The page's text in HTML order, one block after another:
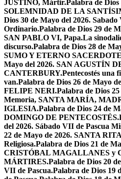
JUSTINO, Mártir.Palabra de Dios
SOLEMNIDAD DE LA
Dios 30 de Mayo del 2026.
Ordinario.Palabra de Dios 29 de
SAN PABLO VI, Papa.La
discurso.Palabra de Dios 28 de
SUMO Y ETERNO
Mayo del 2026. SAN AGUSTÍN
CANTERBURY.Pentecostés una
van.Palabra de Dios 26 de Mayo
FELIPE NERI.Palabra de Dios
Memoria, SANTA MARÍA,
IGLESIA.Palabra de Dios 24 de
DOMINGO DE PENTECOSTÉS.
del 2026. Sábado VII de Pascua
22 de Mayo de 2026. SANTA
Religiosa.Palabra de Dios 21 de
CRISTÓBAL MAGALLANES y
MÁRTIRES.Palabra de Dios 20
VII de Pascua.Palabra de Dios 19